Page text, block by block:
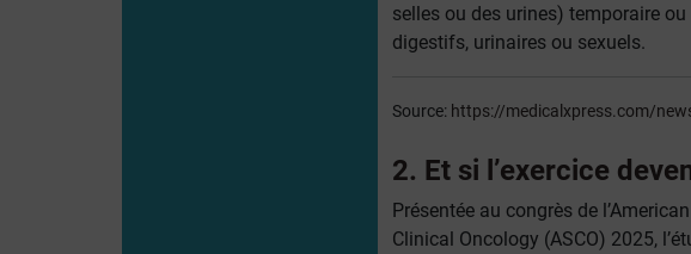
selles ou des urines) temporaire
digestifs, urinaires ou sexuels.
Source: https://medicalxpress.com/
2. Et si l’exercice
Présentée au congrès de
Clinical Oncology (ASCO) 2025,